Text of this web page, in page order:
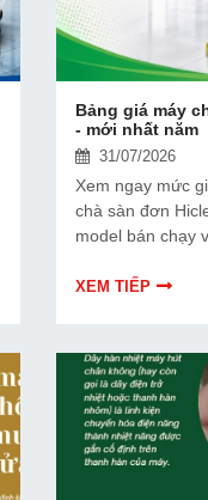
Bảng giá máy
- mới nhất năm
31/07/2026
Xem ngay mức
chà sàn đơn
model bán chạy
XEM TIẾP